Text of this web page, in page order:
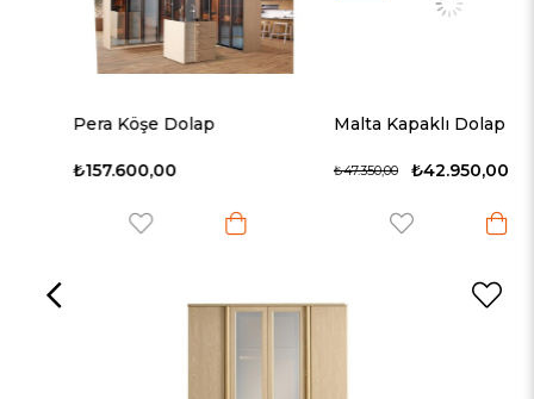
Pera Köşe Dolap
₺157.600,00
Malta Kapaklı Dolap
₺42.950,00
₺47.350,00